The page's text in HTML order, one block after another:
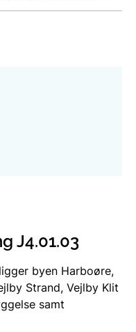
J4.01.03
byen Harboøre,
Strand, Vejlby Klit
samt